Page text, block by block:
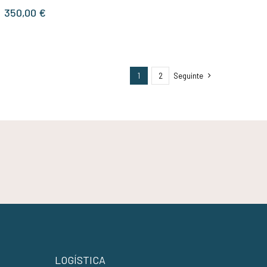
350,00 €
1 2 Seguinte
LOGÍSTICA